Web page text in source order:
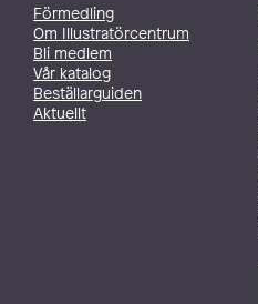
Förmedling
Om Illustratörcentrum
Bli medlem
Vår katalog
Beställarguiden
Aktuellt